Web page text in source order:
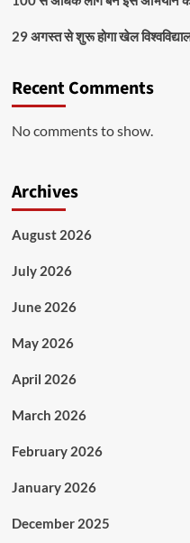
29 अगस्त से शुरू होगा खेल
Recent Comments
No comments to show.
Archives
August 2026
July 2026
June 2026
May 2026
April 2026
March 2026
February 2026
January 2026
December 2025